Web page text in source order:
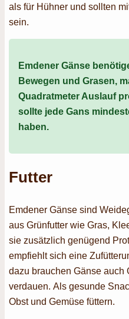
als für Hühner und sollten
sein.
Emdener Gänse
Bewegen und Grasen,
Quadratmeter Auslauf
sollte jede Gans
haben.
Futter
Emdener Gänse sind
aus Grünfutter wie Gras,
sie zusätzlich genügend
empfiehlt sich eine
dazu brauchen Gänse auch
verdauen. Als gesunde
Obst und Gemüse füttern.